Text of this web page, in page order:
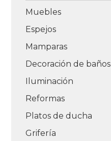
Grifería
Muebles
Espejos
Mamparas
Decoración de baños
Iluminación
Reformas
Platos de ducha